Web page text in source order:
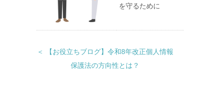
を守るために
＜ 【お役立ちブログ】令和8年改正個人情報
保護法の方向性とは？